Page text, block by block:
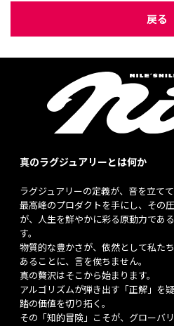
戻る
真のラグジュアリーとは何か
ラグジュアリーの定義が、音を立て
最高峰のプロダクトを手にし、その
が、人生を鮮やかに彩る原動力であ
す。
物質的な豊かさが、依然として私た
あることに、言を俟ちません。
真の贅沢はそこから始まります。
アルゴリズムが弾き出す「正解」を
踏の価値を切り拓く。
その「知的冒険」こそが、グローバ